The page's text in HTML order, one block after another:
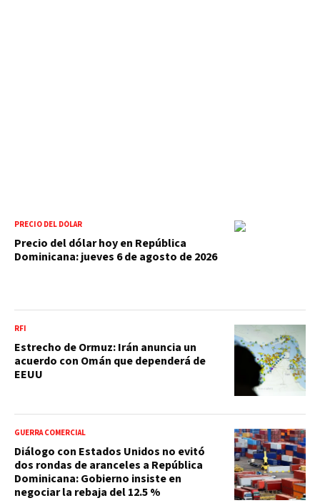
PRECIO DEL DÓLAR
Precio del dólar hoy en República
Dominicana: jueves 6 de agosto de 2026
RFI
Estrecho de Ormuz: Irán anuncia un
acuerdo con Omán que dependerá de
EEUU
GUERRA COMERCIAL
Diálogo con Estados Unidos no evitó
dos rondas de aranceles a República
Dominicana: Gobierno insiste en
negociar la rebaja del 12.5 %